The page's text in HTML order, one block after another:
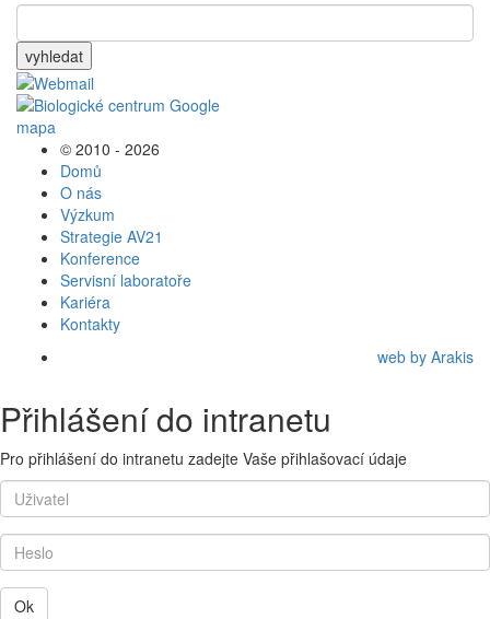
vyhledat
© 2010 - 2026
Domů
O nás
Výzkum
Strategie AV21
Konference
Servisní laboratoře
Kariéra
Kontakty
web by Arakis
Přihlášení do intranetu
Pro přihlášení do intranetu zadejte Vaše přihlašovací údaje
Ok